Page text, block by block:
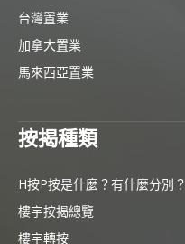
台灣置業
加拿大置業
馬來西亞置業
按揭種類
H按P按是什麼？有什麼分別？
樓宇按揭總覽
樓宇轉按